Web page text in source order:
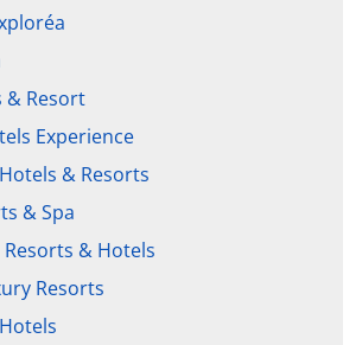
& Resort
Experience
& Resorts
& Spa
& Hotels
Resorts